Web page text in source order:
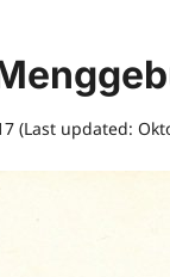
(Last updated: